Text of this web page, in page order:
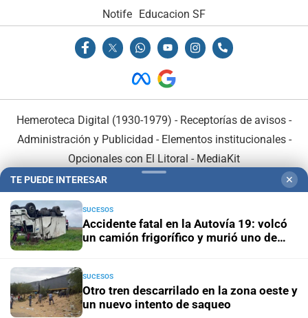
Notife Educacion SF
Hemeroteca Digital (1930-1979) - Receptorías de avisos -
Administración y Publicidad - Elementos institucionales-
Opcionales con El Litoral - MediaKit
En Asociación con:
TE PUEDE INTERESAR ✕
SUCESOS
Accidente fatal en la Autovía 19: volcó
un camión frigorífico y murió uno de
SUCESOS
Otro tren descarrilado en la zona oeste y
un nuevo intento de saqueo